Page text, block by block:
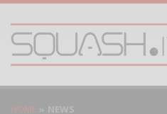
HOME NEWS